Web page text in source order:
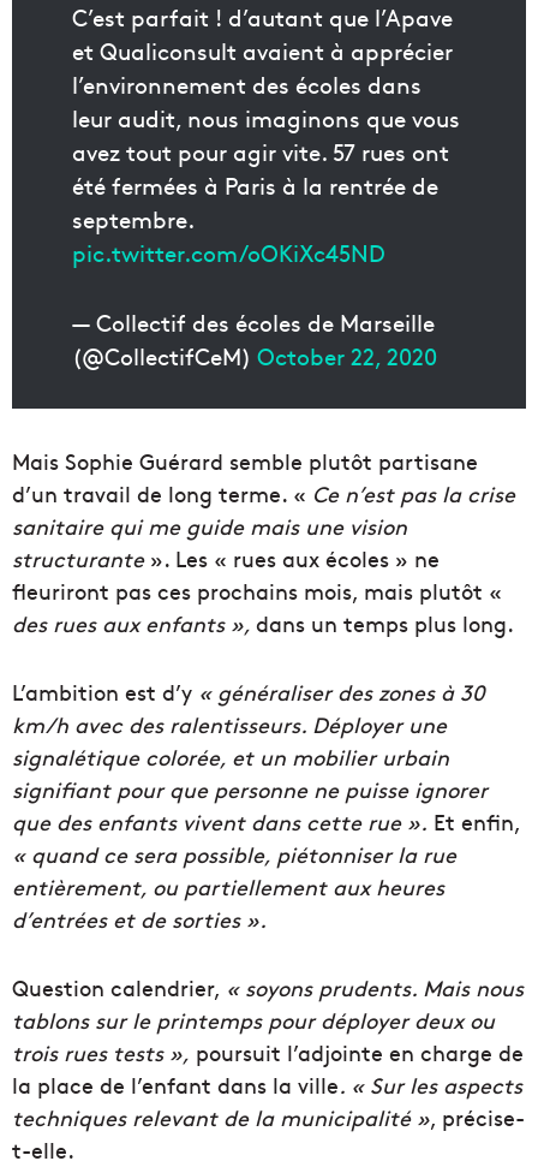
C’est parfait ! d’autant que l’Apave
et Qualiconsult avaient à apprécier
l’environnement des écoles dans
leur audit, nous imaginons que vous
avez tout pour agir vite. 57 rues ont
été fermées à Paris à la rentrée de
septembre.
pic.twitter.com/oOKiXc45ND
— Collectif des écoles de Marseille
(@CollectifCeM) October 22, 2020
Mais Sophie Guérard semble plutôt partisane
d’un travail de long terme. « Ce n’est pas la crise
sanitaire qui me guide mais une vision
structurante». Les « rues aux écoles » ne
fleuriront pas ces prochains mois, mais plutôt «
des rues aux enfants », dans un temps plus long.
L’ambition est d’y « généraliser des zones à 30
km/h avec des ralentisseurs. Déployer une
signalétique colorée, et un mobilier urbain
signifiant pour que personne ne puisse ignorer
que des enfants vivent dans cette rue ». Et enfin,
« quand ce sera possible, piétonniser la rue
entièrement, ou partiellement aux heures
d’entrées et de sorties ».
Question calendrier, « soyons prudents. Mais nous
tablons sur le printemps pour déployer deux ou
trois rues tests », poursuit l’adjointe en charge de
la place de l’enfant dans la ville. « Sur les aspects
techniques relevant de la municipalité », précise-
t-elle.